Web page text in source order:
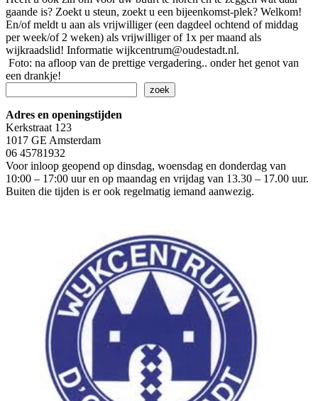
gaande is? Zoekt u steun, zoekt u een bijeenkomst-plek? Welkom!
En/of meldt u aan als vrijwilliger (een dagdeel ochtend of middag
per week/of 2 weken) als vrijwilliger of 1x per maand als
wijkraadslid! Informatie wijkcentrum@oudestadt.nl.
Foto: na afloop van de prettige vergadering.. onder het genot van
een drankje!
zoek
Adres en openingstijden
Kerkstraat 123
1017 GE Amsterdam
06 45781932
Voor inloop geopend op dinsdag, woensdag en donderdag van
10:00 – 17:00 uur en op maandag en vrijdag van 13.30 – 17.00 uur.
Buiten die tijden is er ook regelmatig iemand aanwezig.